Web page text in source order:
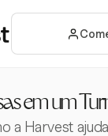
em um
a Harvest